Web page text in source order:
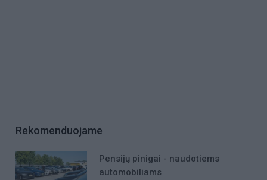
Rekomenduojame
Pensijų pinigai - naudotiems
automobiliams